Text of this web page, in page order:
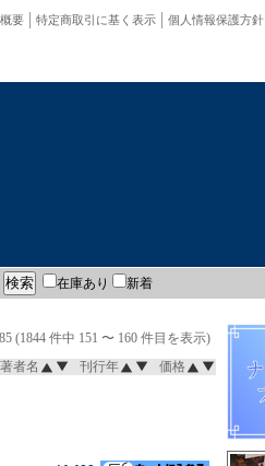
個人情報保護方針
特定商取引に基く表示
要
在庫あり 新着
(1844 件中 151 〜 160 件目を表示)
者名 刊行年 価格